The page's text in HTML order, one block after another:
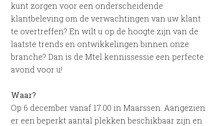
kunt zorgen voor een onderscheidende
klantbeleving om de verwachtingen van uw klant
te overtreffen? En wilt u op de hoogte zijn van de
laatste trends en ontwikkelingen binnen onze
branche? Dan is de Mtel kennissessie een perfecte
avond voor u!
Waar?
Op 6 december vanaf 17.00 in Maarssen. Aangezien
er een beperkt aantal plekken beschikbaar zijn en